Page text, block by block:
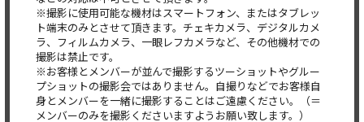
※撮影に使用可能な機材はスマートフォン、またはタブレッ
ト端末のみとさせて頂きます。チェキカメラ、デジタルカメ
ラ、フィルムカメラ、一眼レフカメラなど、その他機材での
撮影は禁止です。
※お客様とメンバーが並んで撮影するツーショットやグルー
プショットの撮影会ではありません。自撮りなどでお客様自
身とメンバーを一緒に撮影することはご遠慮ください。（＝
メンバーのみを撮影くださいますようお願い致します。）